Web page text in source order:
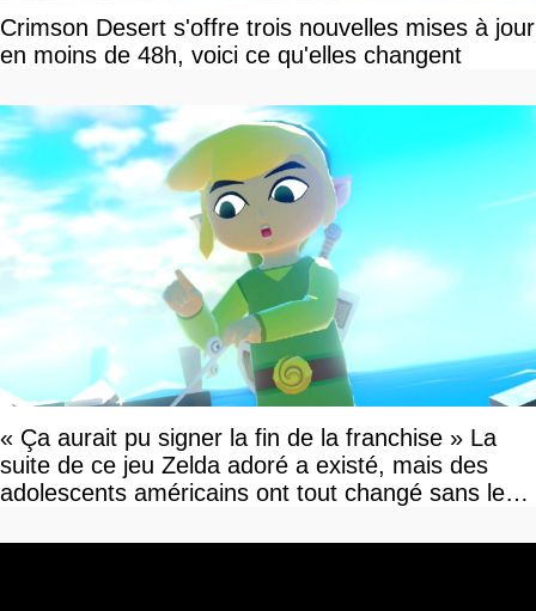
Crimson Desert s'offre trois nouvelles mises à jour
en moins de 48h, voici ce qu'elles changent
« Ça aurait pu signer la fin de la franchise » La
suite de ce jeu Zelda adoré a existé, mais des
adolescents américains ont tout changé sans le